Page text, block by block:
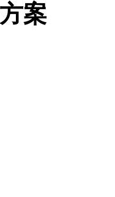
案